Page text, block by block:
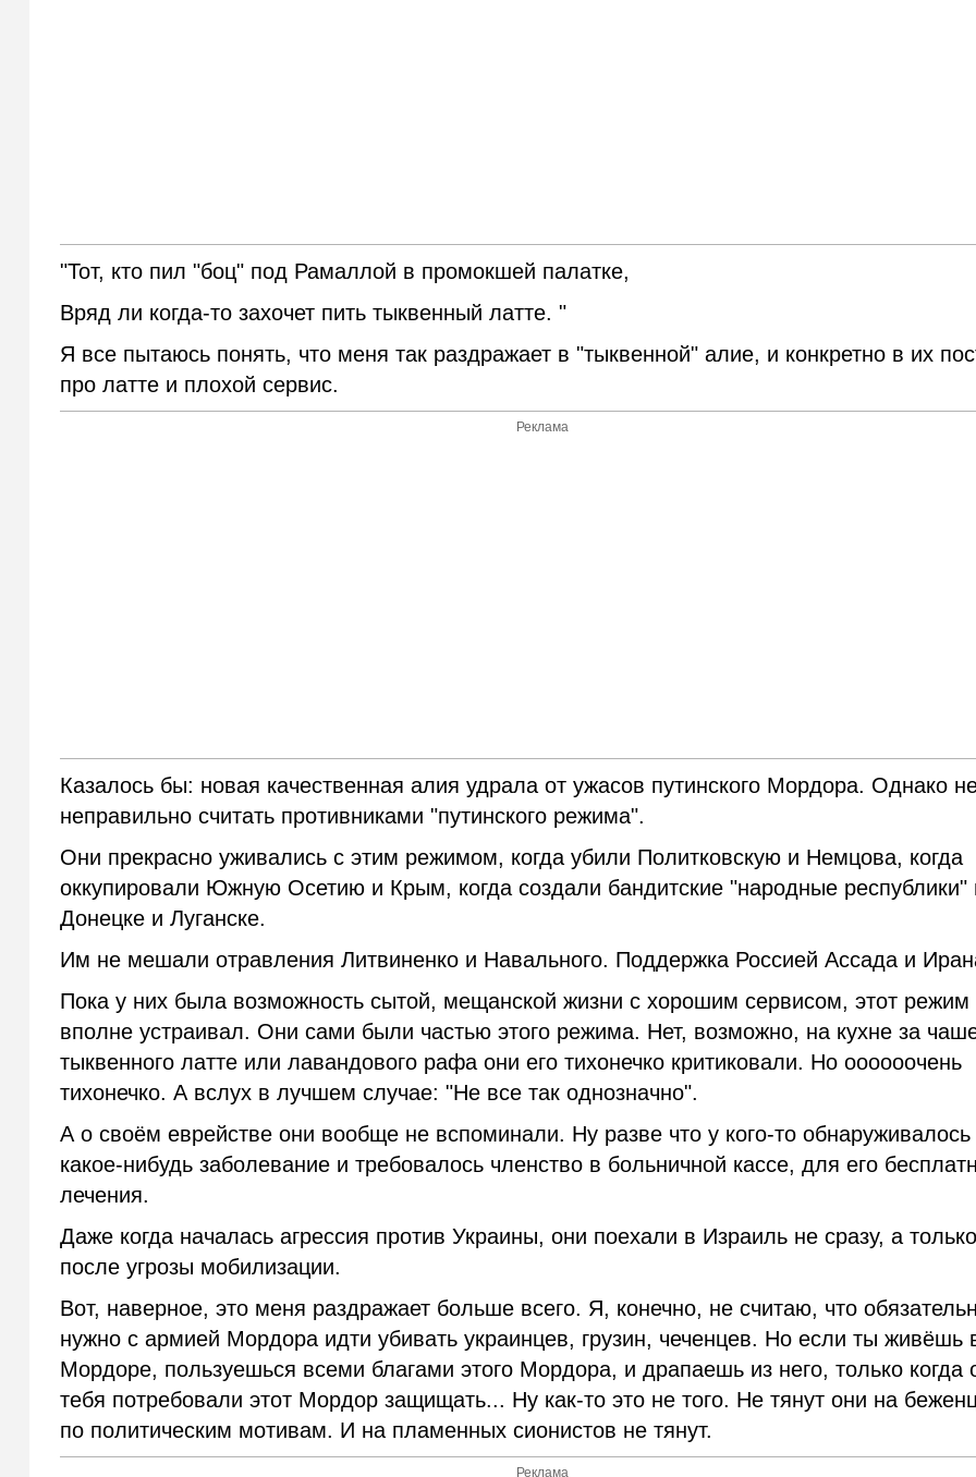
"Тот, кто пил "боц" под Рамаллой в промокшей палатке,
Вряд ли когда-то захочет пить тыквенный латте. "
Я все пытаюсь понять, что меня так раздражает в "тыквенной" алие, и конкретно в их
про латте и плохой сервис.
Реклама
Казалось бы: новая качественная алия удрала от ужасов путинского Мордора. Однако
неправильно считать противниками "путинского режима".
Они прекрасно уживались с этим режимом, когда убили Политковскую и Немцова, когда
оккупировали Южную Осетию и Крым, когда создали бандитские "народные республики"
Донецке и Луганске.
Им не мешали отравления Литвиненко и Навального. Поддержка Россией Ассада и
Пока у них была возможность сытой, мещанской жизни с хорошим сервисом, этот режим
вполне устраивал. Они сами были частью этого режима. Нет, возможно, на кухне за
тыквенного латте или лавандового рафа они его тихонечко критиковали. Но оооооочень
тихонечко. А вслух в лучшем случае: "Не все так однозначно".
А о своём еврействе они вообще не вспоминали. Ну разве что у кого-то обнаруживалось
какое-нибудь заболевание и требовалось членство в больничной кассе, для его
лечения.
Даже когда началась агрессия против Украины, они поехали в Израиль не сразу, а только
после угрозы мобилизации.
Вот, наверное, это меня раздражает больше всего. Я, конечно, не считаю, что
нужно с армией Мордора идти убивать украинцев, грузин, чеченцев. Но если ты живёшь
Мордоре, пользуешься всеми благами этого Мордора, и драпаешь из него, только когда
тебя потребовали этот Мордор защищать... Ну как-то это не того. Не тянут они на
по политическим мотивам. И на пламенных сионистов не тянут.
Реклама